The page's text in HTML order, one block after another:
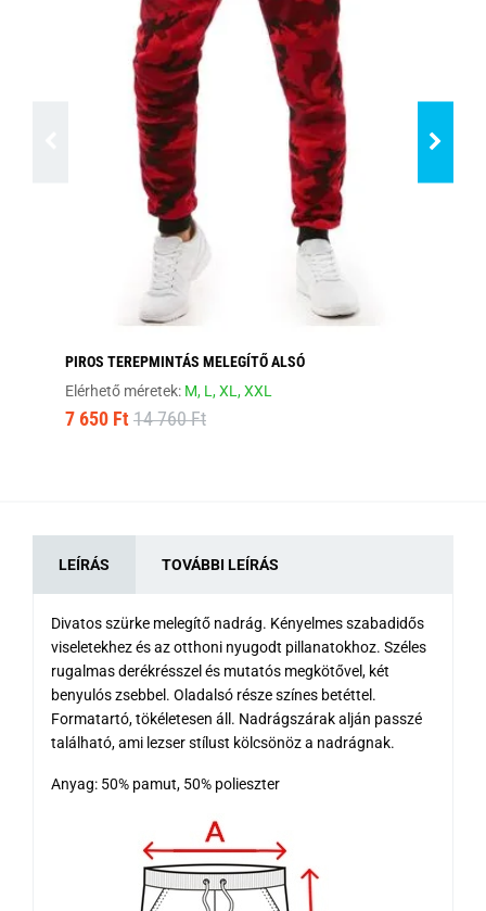
PIROS TEREPMINTÁS MELEGÍTŐ ALSÓ
Elérhető méretek: M, L,XL,XXL
7 650 Ft 14 760 Ft
LEÍRÁS TOVÁBBI LEÍRÁS
Divatos szürke melegítő nadrág. Kényelmes szabadidős
viseletekhez és az otthoni nyugodt pillanatokhoz. Széles
rugalmas derékrésszel és mutatós megkötővel, két
benyulós zsebbel. Oladalsó része színes betéttel.
Formatartó, tökéletesen áll. Nadrágszárak alján passzé
található, ami lezser stílust kölcsönöz a nadrágnak.
Anyag: 50% pamut, 50% polieszter